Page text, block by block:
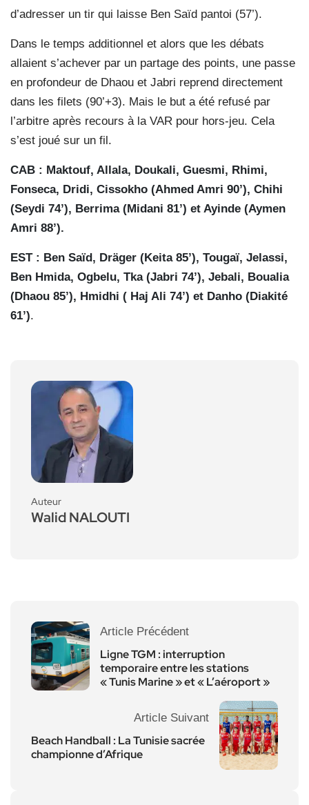
d’adresser un tir qui laisse Ben Saïd pantoi (57’).
Dans le temps additionnel et alors que les débats
allaient s’achever par un partage des points, une passe
en profondeur de Dhaou et Jabri reprend directement
dans les filets (90’+3). Mais le but a été refusé par
l’arbitre après recours à la VAR pour hors-jeu. Cela
s’est joué sur un fil.
CAB : Maktouf, Allala, Doukali, Guesmi, Rhimi,
Fonseca, Dridi, Cissokho (Ahmed Amri 90’), Chihi
(Seydi 74’), Berrima (Midani 81’) et Ayinde (Aymen
Amri 88’).
EST : Ben Saïd, Dräger (Keita 85’), Tougaï, Jelassi,
Ben Hmida, Ogbelu, Tka (Jabri 74’), Jebali, Boualia
(Dhaou 85’), Hmidhi ( Haj Ali 74’) et Danho (Diakité
61’).
Auteur
Walid NALOUTI
Article Précédent
Ligne TGM : interruption
temporaire entre les stations
« Tunis Marine » et « L’aéroport »
Article Suivant
Beach Handball : La Tunisie sacrée
championne d’Afrique